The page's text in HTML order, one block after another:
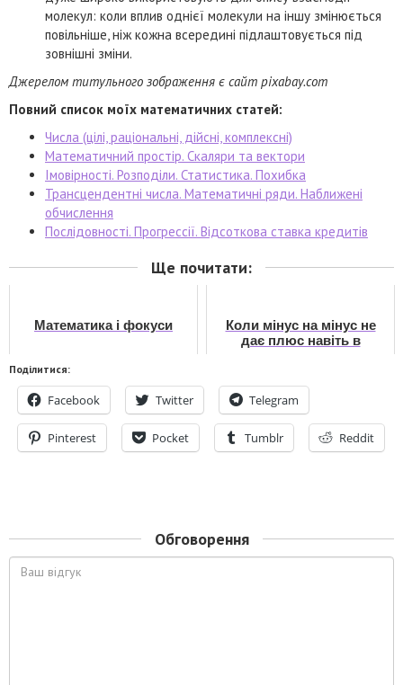
молекул: коли вплив однієї молекули на іншу змінюється
повільніше, ніж кожна всередині підлаштовується під
зовнішні зміни.
Джерелом титульного зображення є сайт pixabay.com
Повний список моїх математичних статей:
Числа (цілі, раціональні, дійсні, комплексні)
Математичний простір. Скаляри та вектори
Імовірності. Розподіли. Статистика. Похибка
Трансцендентні числа. Математичні ряди. Наближені
обчислення
Послідовності. Прогрессії. Відсоткова ставка кредитів
Ще почитати:
Математика і фокуси
Коли мінус на мінус не
дає плюс навіть в
Поділитися:
Facebook Twitter Telegram
Pinterest Pocket Tumblr Reddit
Обговорення